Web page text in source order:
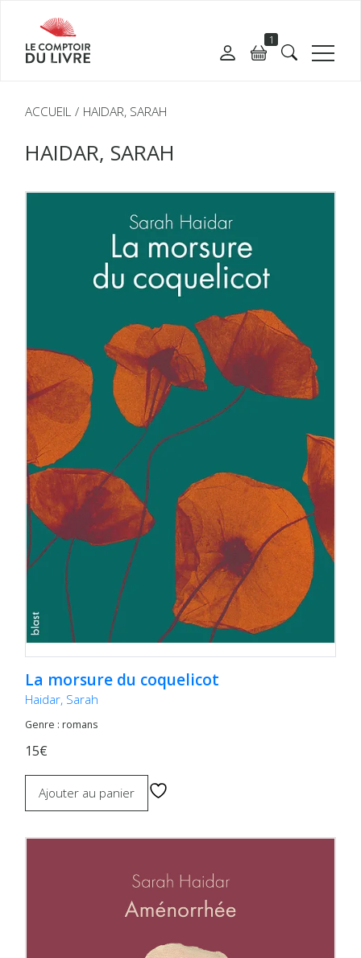
1
ACCUEIL HAIDAR, SARAH
HAIDAR, SARAH
La morsure du coquelicot
Haidar, Sarah
Genre : romans
15€
Ajouter au panier